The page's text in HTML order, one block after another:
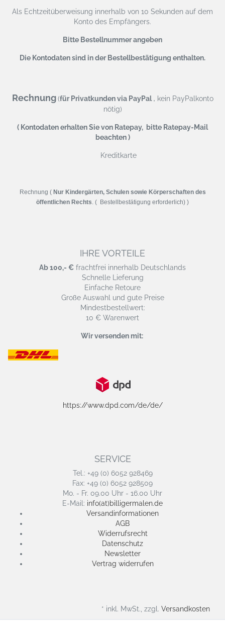
Als Echtzeitüberweisung innerhalb von 10 Sekunden auf dem
Konto des Empfängers.
Bitte Bestellnummer angeben
Die Kontodaten sind in der Bestellbestätigung enthalten.
Rechnung (für Privatkunden via PayPal, kein PayPalkonto
nötig)
( Kontodaten erhalten Sie von Ratepay, bitte Ratepay-Mail
beachten )
Kreditkarte
Rechnung ( Nur Kindergärten, Schulen sowie Körperschaften des
öffentlichen Rechts . ( Bestellbestätigung erforderlich) )
IHRE VORTEILE
Ab 100,- € frachtfrei innerhalb Deutschlands
Schnelle Lieferung
Einfache Retoure
Große Auswahl und gute Preise
Mindestbestellwert:
10 € Warenwert
Wir versenden mit:
https://www.dpd.com/de/de/
SERVICE
Tel.: +49 (0) 6052 928469
Fax: +49 (0) 6052 928509
Mo. - Fr. 09.00 Uhr - 16.00 Uhr
E-Mail: info(at)billigermalen.de
Versandinformationen
AGB
Widerrufsrecht
Datenschutz
Newsletter
Vertrag widerrufen
* inkl. MwSt., zzgl. Versandkosten